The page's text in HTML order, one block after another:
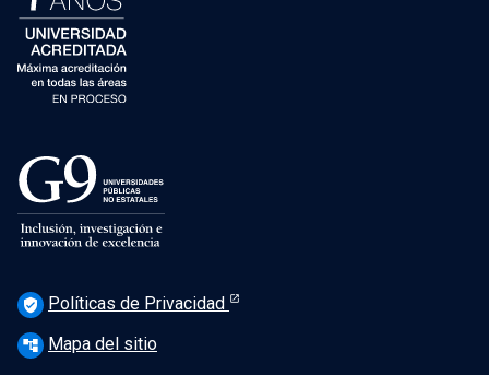
verified_user Políticas de Privacidad
account_tree Mapa del sitio